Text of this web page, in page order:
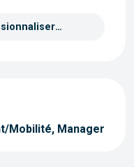
Mobilité, Manager
Fiche_Formation-Professionnaliser_recrutement_integration.pdf